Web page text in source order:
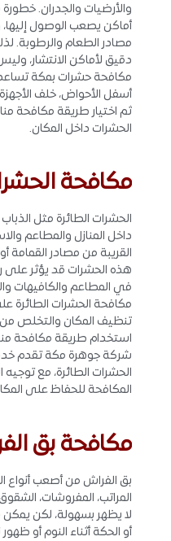
والأرضيات والجدران.
أماكن يصعب الوصول إليها،
مصادر الطعام والرطوبة.
دقيق لأماكن الانتشار،
مكافحة حشرات بمكة
أسفل الأحواض، خلف
ثم اختيار طريقة مكافحة
الحشرات داخل المكان.
مكافحة
الحشرات الطائرة مثل
داخل المنازل والمطاعم
القريبة من مصادر القمامة أو
هذه الحشرات قد يؤثر على
في المطاعم والكافيهات
مكافحة الحشرات الطائرة
تنظيف المكان والتخلص من
استخدام طريقة مكافحة
شركة جوهرة مكة تقدم
الحشرات الطائرة، مع
المكافحة للحفاظ على
مكافحة بق
بق الفراش من أصعب أنواع
المراتب، المفروشات،
لا يظهر بسهولة، لكن
أو الحكة أثناء النوم أو